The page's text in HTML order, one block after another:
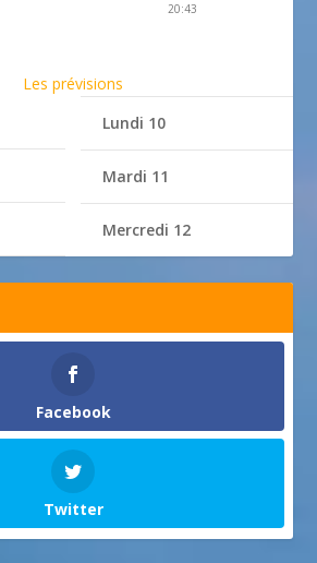
20:43
Les prévisions
Lundi 10
Mardi 11
Mercredi 12
Facebook
Twitter